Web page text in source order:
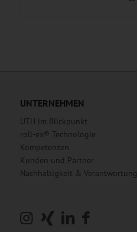
UNTERNEHMEN
UTH im Blickpunkt
roll-ex® Technologie
Kompetenzen
Kunden und Partner
Nachhaltigkeit & Verantwortung